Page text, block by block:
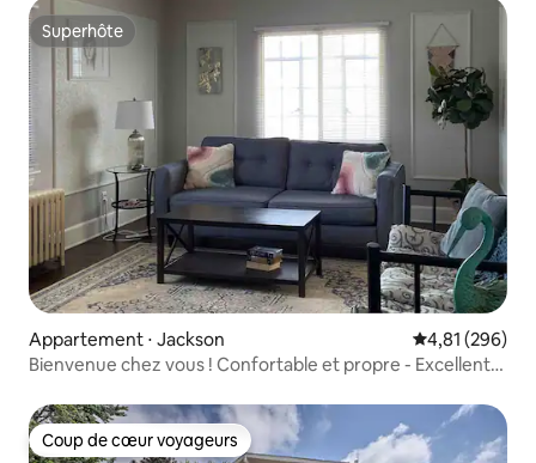
Superhôte
Superhôte
Appartement ⋅ Jackson Évaluation
4,81 (296)
Bienvenue chez vous ! Confortable et propre - Excellent
Coup de cœur voyageurs
Coup de cœur voyageurs